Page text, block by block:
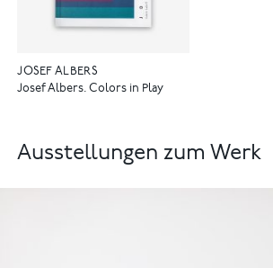
JOSEF ALBERS
Josef Albers. Colors in Play
Ausstellungen zum Werk